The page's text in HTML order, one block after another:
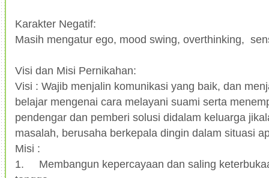
Karakter Negatif:
Masih mengatur ego, mood swing, overthinking,
Visi dan Misi Pernikahan:
Visi : Wajib menjalin komunikasi yang baik, dan
belajar mengenai cara melayani suami serta
pendengar dan pemberi solusi didalam keluarga
masalah, berusaha berkepala dingin dalam situasi
Misi :
1.
Membangun kepercayaan dan saling